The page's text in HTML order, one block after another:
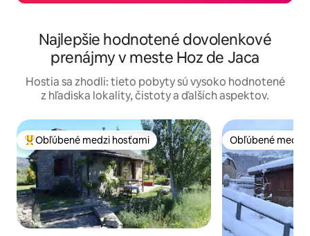
Najlepšie hodnotené dovolenkové
prenájmy v meste Hoz de Jaca
Hostia sa zhodli: tieto pobyty sú vysoko hodnotené
z hľadiska lokality, čistoty a ďalších aspektov.
Najobľúbenejšie medzi hosťami
Obľúbené medzi hosťami Obľúbené medzi
Obľúbené medzi